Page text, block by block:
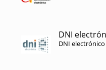
DNI
DNI electrónico